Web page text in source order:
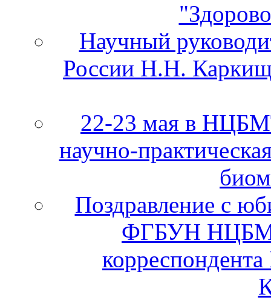
Научный
России Н.Н.
22-23 мая в
научно-
Поздравление с
ФГБУН